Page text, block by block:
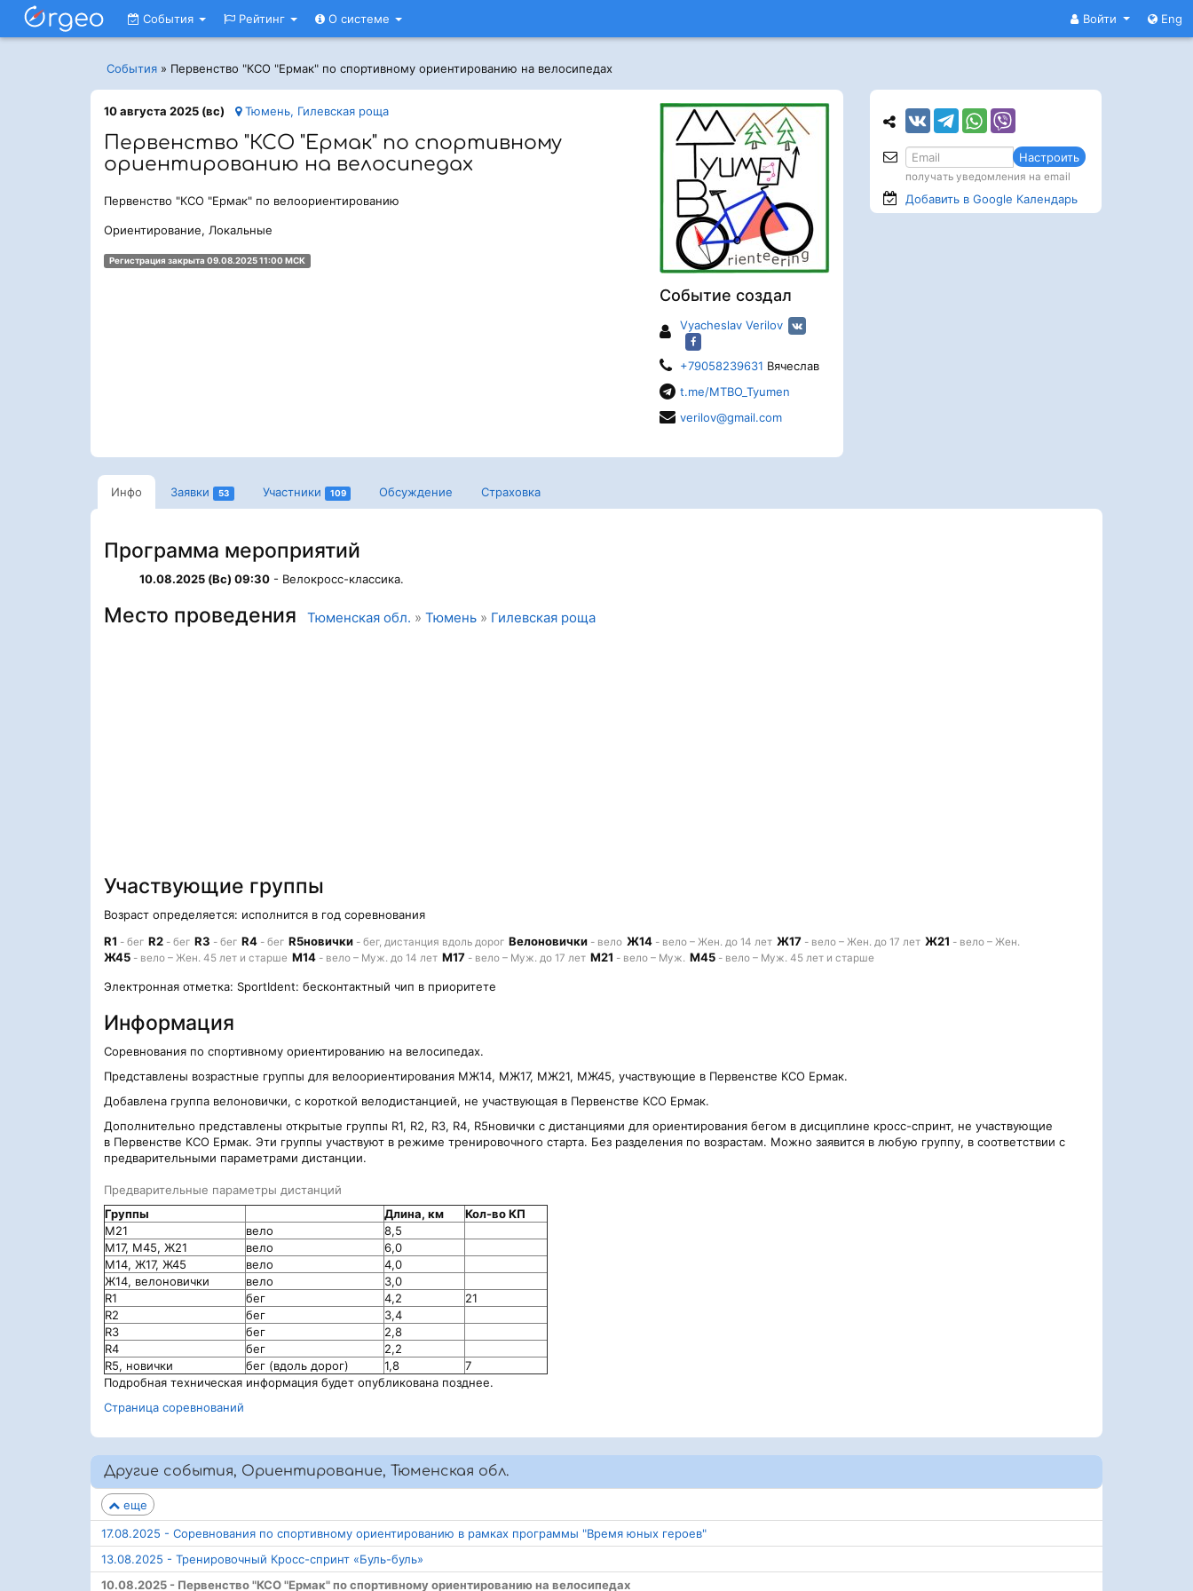
Войти Eng
События Рейтинг О системе
События » Первенство "КСО "Ермак" по спортивному ориентированию на велосипедах
Событие создал
Vyacheslav Verilov
+79058239631 Вячеслав
t.me/MTBO_Tyumen
verilov@gmail.com
10 августа 2025 (вс) Тюмень, Гилевская роща
Первенство "КСО "Ермак" по спортивному
ориентированию на велосипедах
Первенство "КСО "Ермак" по велоориентированию
Ориентирование, Локальные
Регистрация закрыта 09.08.2025 11:00 МСК
Инфо Заявки 53 Участники 109 Обсуждение Страховка
Программа мероприятий
10.08.2025 (Вс) 09:30 - Велокросс-классика.
Место проведения Тюменская обл. » Тюмень » Гилевская роща
Участвующие группы
Возраст определяется: исполнится в год соревнования
R1 - бег R2 - бег R3 - бег R4 - бег R5новички - бег, дистанция вдоль дорог Велоновички - вело Ж14 - вело – Жен. до 14 лет Ж17 - вело – Жен. до 17 лет Ж21 - вело – Жен.
Ж45 - вело – Жен. 45 лет и старше М14 - вело – Муж. до 14 лет М17 - вело – Муж. до 17 лет М21 - вело – Муж. М45 - вело – Муж. 45 лет и старше
Электронная отметка: SportIdent: бесконтактный чип в приоритете
Информация
Соревнования по спортивному ориентированию на велосипедах.
Представлены возрастные группы для велоориентирования МЖ14, МЖ17, МЖ21, МЖ45, участвующие в Первенстве КСО Ермак.
Добавлена группа велоновички, с короткой велодистанцией, не участвующая в Первенстве КСО Ермак.
Дополнительно представлены открытые группы R1, R2, R3, R4, R5новички с дистанциями для ориентирования бегом в дисциплине кросс-спринт, не участвующие
в Первенстве КСО Ермак. Эти группы участвуют в режиме тренировочного старта. Без разделения по возрастам. Можно заявится в любую группу, в соответствии с
предварительными параметрами дистанции.
Предварительные параметры дистанций
Группы
Длина, км
Кол-во КП
М21
вело
8,5
М17, М45, Ж21
вело
6,0
М14, Ж17, Ж45
вело
4,0
Ж14, велоновички
вело
3,0
R1
бег 4,2
21
R2
бег
3,4
R3
бег
2,8
R4
бег
2,2
R5, новички
бег (вдоль дорог) 1,8
7
Подробная техническая информация будет опубликована позднее.
Страница соревнований
Другие события, Ориентирование, Тюменская обл.
еще
17.08.2025 - Соревнования по спортивному ориентированию в рамках программы "Время юных героев"
13.08.2025 - Тренировочный Кросс-спринт «Буль-буль»
10.08.2025 - Первенство "КСО "Ермак" по спортивному ориентированию на велосипедах
Настроить
получать уведомления на email
Добавить в Google Календарь